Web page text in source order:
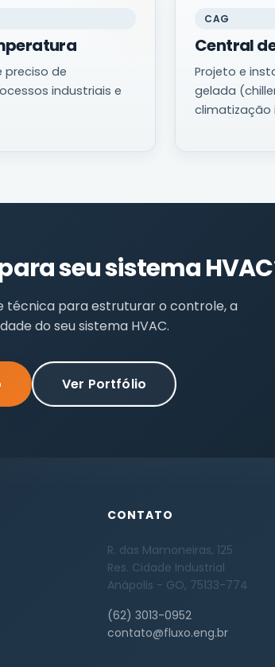
preciso de
industriais e
CAG
Central
Projeto e
gelada
climatização
seu sistema
técnica para estruturar o controle, a
do seu sistema HVAC.
Ver Portfólio
CONTATO
R. das Mamoneiras, 125
Res. Cidade Industrial
Anápolis - GO, 75133-774
(62) 3013-0952
contato@fluxo.eng.br